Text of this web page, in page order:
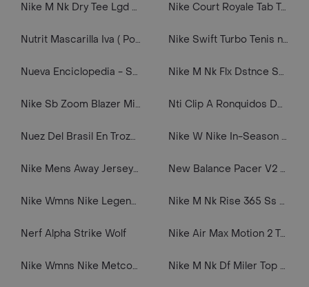
Nike M Nk Dry Tee Lgd 2.0 Camiseta Manga Corta azul de hombre para entrenamiento Nike Court Royale Tab Tenis azul de hombre lifestyle
Nutrit Mascarilla Iva ( Polvo) Nike Swift Turbo Tenis negro de hombre para correr
Nueva Enciclopedia - Savinio Alberto Nike M Nk Flx Dstnce Short 5In 2In1 Pantaloneta negro de hombre para correr
Nike Sb Zoom Blazer Mid Tenis negro de hombre lifestyle Nti Clip A Ronquidos Deje De Roncar
Nuez Del Brasil En Trozos X1000gr Nike W Nike In-Season Tr 7 Tenis blanco de mujer para entrenamiento
Nike Mens Away Jersey Camiseta De Equipo amarillo de hombre para futbol New Balance Pacer V2 Tenis rojo de mujer para correr
Nike Wmns Nike Legend Essential 2 Tenis gris de mujer para entrenamiento Nike M Nk Rise 365 Ss Rd Camiseta Manga Corta azul de hombre para correr
Nerf Alpha Strike Wolf Nike Air Max Motion 2 Tenis negro de hombre lifestyle
Nike Wmns Nike Metcon Dsx Flyknit 2 Tenis gris de mujer para entrenamiento Nike M Nk Df Miler Top Ss Nfs Camiseta Manga Corta gris de hombre para correr